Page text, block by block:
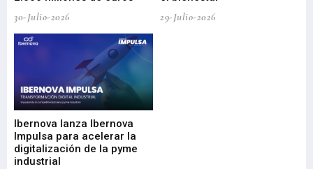
30-Julio-2026
29-Julio-2026
Ibernova lanza Ibernova
Impulsa para acelerar la
digitalización de la pyme
industrial